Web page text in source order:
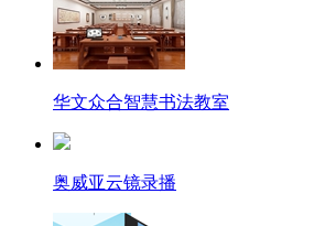
华文众合智慧书法教室
奥威亚云镜录播